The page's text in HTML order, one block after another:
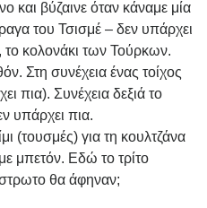
και βύζαινε όταν κάναμε μία
του Τσισμέ – δεν υπάρχει
κολονάκι των Τούρκων.
Στη συνέχεια ένας τοίχος
πια). Συνέχεια δεξιά το
υπάρχει πια.
(τουσμές) για τη κουλτζάνα
μπετόν. Εδώ το τρίτο
θα άφηναν;